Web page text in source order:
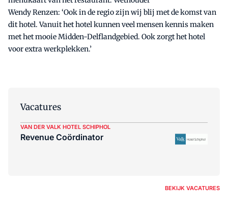
Wendy Renzen: ‘Ook in de regio zijn wij blij met de komst van
dit hotel. Vanuit het hotel kunnen veel mensen kennis maken
met het mooie Midden-Delflandgebied. Ook zorgt het hotel
voor extra werkplekken.’
Vacatures
VAN DER VALK HOTEL SCHIPHOL
Revenue Coördinator
BEKIJK VACATURES